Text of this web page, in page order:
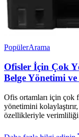
PopülerArama
Ofisler İçin Çok
Belge Yönetimi
Ofis ortamları için çok
yönetimini
özellikleriyle verimliliği